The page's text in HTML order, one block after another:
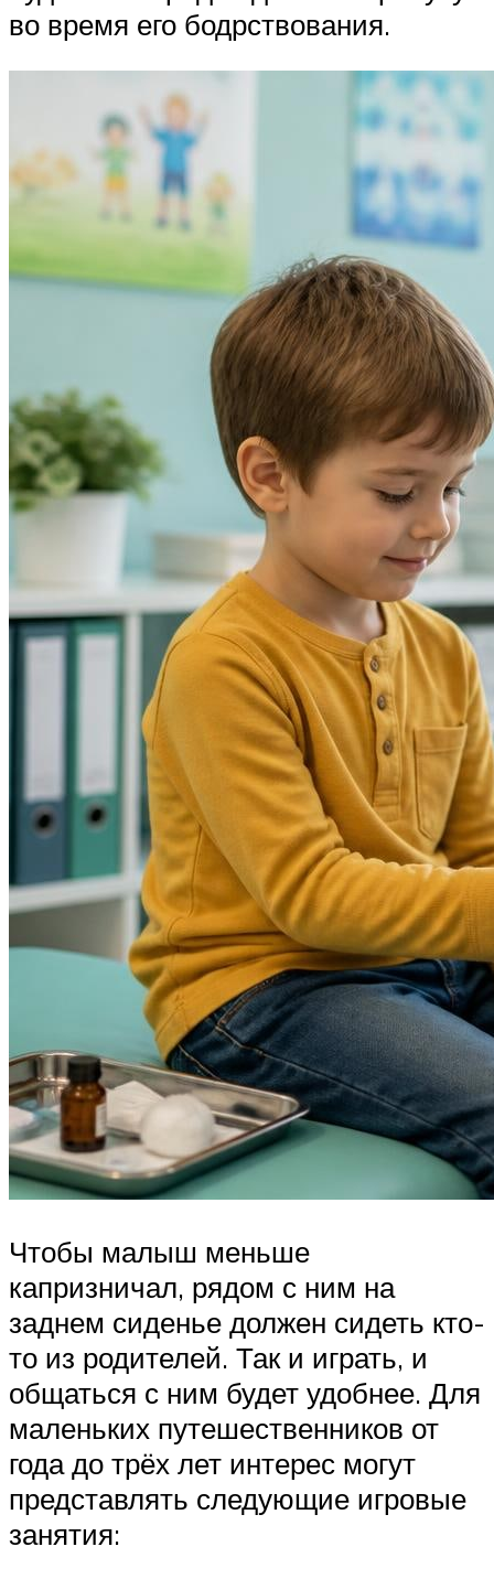
во время его бодрствования.
Чтобы малыш меньше
капризничал, рядом с ним на
заднем сиденье должен сидеть кто-
то из родителей. Так и играть, и
общаться с ним будет удобнее. Для
маленьких путешественников от
года до трёх лет интерес могут
представлять следующие игровые
занятия: